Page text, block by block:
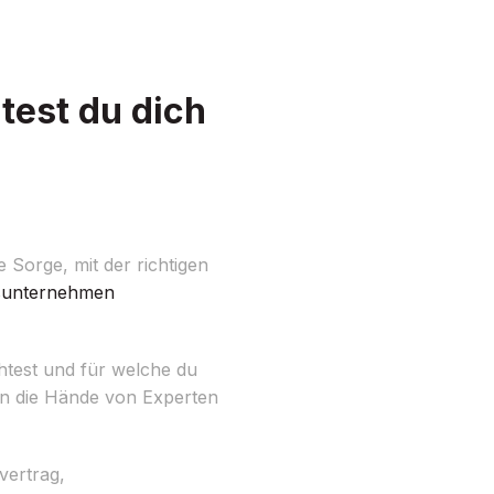
du dich
Sorge, mit der richtigen
und für welche du
die Hände von Experten